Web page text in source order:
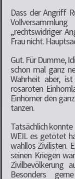
Dass der Angriff
„rechtswidriger
Frau nicht.
Gut. Für Dumme,
schon mal ganz
Wahrheit aber,
rosaroten
Einhörner den
tanzen.
Tatsächlich
WEIL es getötet
wahllos Zivilisten.
seinen Kriegen
Zivilbevölkerung
Besonders